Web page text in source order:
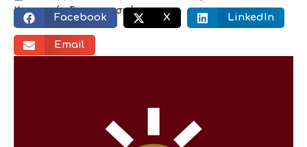
Κοινωνικός διαμοιρασμός:
Facebook X LinkedIn
Email